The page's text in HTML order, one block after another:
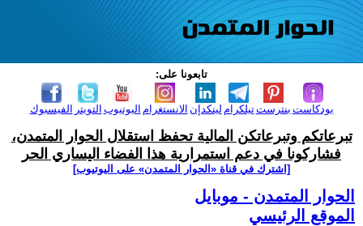
تابعونا على:
الفيسبوك التويتر اليوتيوب الانستغرام لينكدإن تيلكرامبنترست بودكاست
تبرعاتكم وتبرعاتكن المالية تحفظ استقلال الحوار المتمدن،
فشاركونا في دعم استمرارية هذا الفضاء اليساري الحر
[اشترك في قناة ‫«الحوار المتمدن» على اليوتيوب]
الحوار المتمدن - موبايل
الموقع الرئيسي